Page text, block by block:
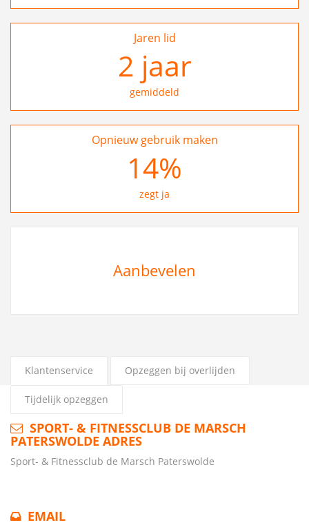
Jaren lid
2 jaar
gemiddeld
Opnieuw gebruik maken
25%
zegt ja
Aanbevelen
Klantenservice Opzeggen bij overlijden
Tijdelijk opzeggen
SPORT- & FITNESSCLUB DE MARSCH
PATERSWOLDE ADRES
Sport- & Fitnessclub de Marsch Paterswolde
EMAIL